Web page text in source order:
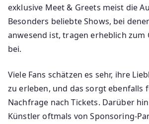
exklusive Meet & Greets meist die
Besonders beliebte Shows, bei
anwesend ist, tragen erheblich zum
bei.
Viele Fans schätzen es sehr, ihre
zu erleben, und das sorgt ebenfalls
Nachfrage nach Tickets. Darüber
Künstler oftmals von Sponsoring-